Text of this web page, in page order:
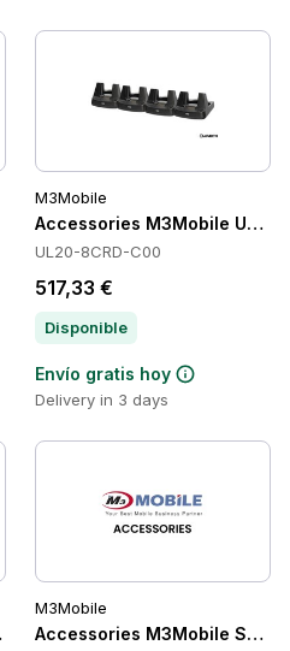
PWSP-TEU
M3Mobile
Accessories M3Mobile
UL20-8CRD-C00
517,33 €
Disponible
Envío gratis hoy
Delivery in 3 days
F67-S10
M3Mobile
Accessories M3Mobile